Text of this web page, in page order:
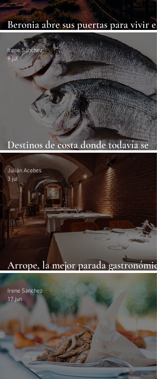
Beronia abre sus puertas para vivir el
eclipse solar entre sus viñedos
Destinos de costa donde todavía se
puede comer pescado sin arruinarte
Irene Sánchez
9 jul
Arrope, la mejor parada gastronómica
de la A-6
Julián Acebes
3 jul
Irene Sánchez
17 jun